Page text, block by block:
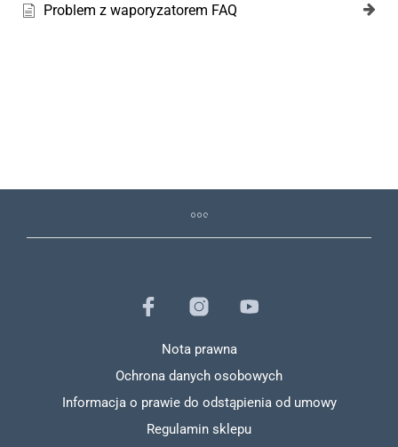
Problem z waporyzatorem FAQ
Nota prawna
Ochrona danych osobowych
Informacja o prawie do odstąpienia od umowy
Regulamin sklepu